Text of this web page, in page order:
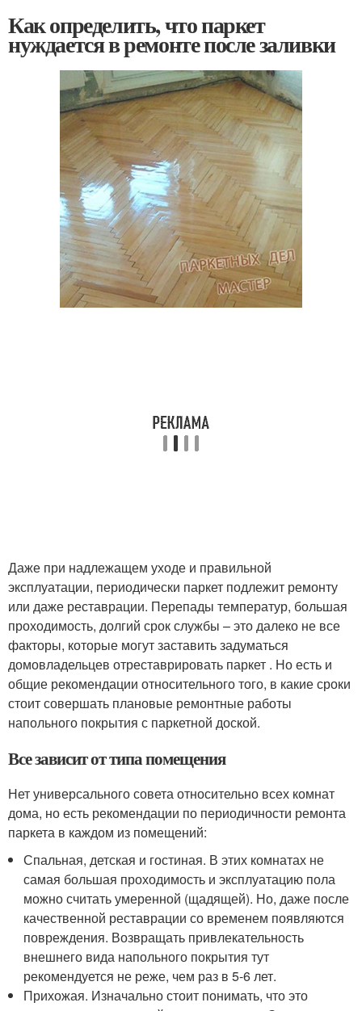
Как определить, что паркет
нуждается в ремонте после заливки
Даже при надлежащем уходе и правильной
эксплуатации, периодически паркет подлежит ремонту
или даже реставрации. Перепады температур, большая
проходимость, долгий срок службы – это далеко не все
факторы, которые могут заставить задуматься
домовладельцев отреставрировать паркет . Но есть и
общие рекомендации относительного того, в какие сроки
стоит совершать плановые ремонтные работы
напольного покрытия с паркетной доской.
Все зависит от типа помещения
Нет универсального совета относительно всех комнат
дома, но есть рекомендации по периодичности ремонта
паркета в каждом из помещений:
Спальная, детская и гостиная. В этих комнатах не
самая большая проходимость и эксплуатацию пола
можно считать умеренной (щадящей). Но, даже после
качественной реставрации со временем появляются
повреждения. Возвращать привлекательность
внешнего вида напольного покрытия тут
рекомендуется не реже, чем раз в 5-6 лет.
Прихожая. Изначально стоит понимать, что это